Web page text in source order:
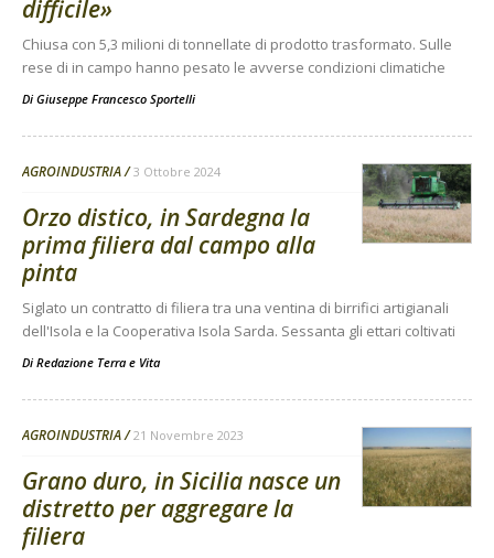
difficile»
Chiusa con 5,3 milioni di tonnellate di prodotto trasformato. Sulle
rese di in campo hanno pesato le avverse condizioni climatiche
Di Giuseppe Francesco Sportelli
AGROINDUSTRIA 3 Ottobre 2024
Orzo distico, in Sardegna la
prima filiera dal campo alla
pinta
Siglato un contratto di filiera tra una ventina di birrifici artigianali
dell'Isola e la Cooperativa Isola Sarda. Sessanta gli ettari coltivati
Di Redazione Terra e Vita
AGROINDUSTRIA 21 Novembre 2023
Grano duro, in Sicilia nasce un
distretto per aggregare la
filiera